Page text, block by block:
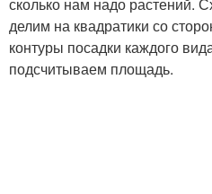
делим на квадратики со
контуры посадки каждого
подсчитываем площадь.